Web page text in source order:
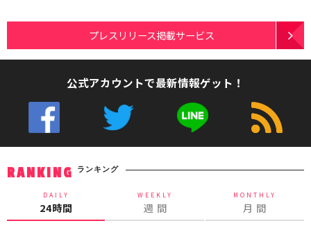
プレスリリース掲載サービス
公式アカウントで最新情報ゲット！
RANKING ランキング
DAILY
24時間
WEEKLY
週 間
MONTHLY
月 間